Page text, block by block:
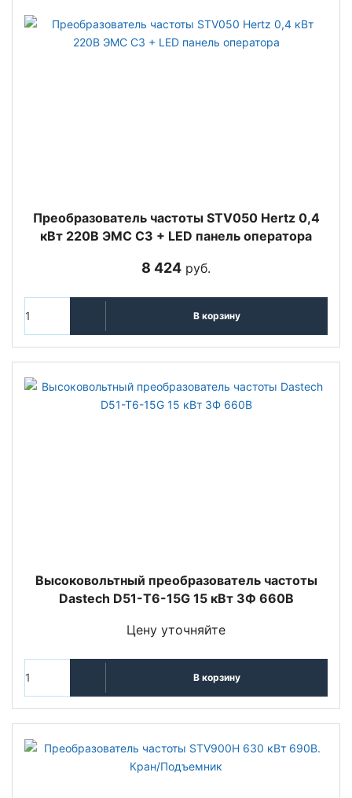
Преобразователь частоты STV050 Hertz 0,4
кВт 220В ЭМС С3 + LED панель оператора
8 424 руб.
В корзину
Высоковольтный преобразователь частоты
Dastech D51-T6-15G 15 кВт 3Ф 660В
Цену уточняйте
В корзину